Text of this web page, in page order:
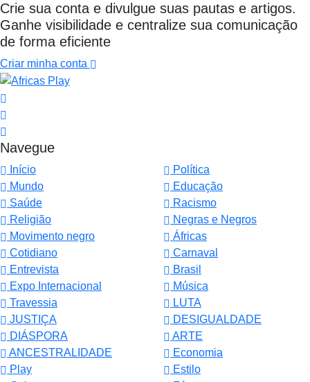
Crie sua conta e divulgue suas pautas e artigos.
Ganhe visibilidade e centralize sua comunicação
de forma eficiente
Criar minha conta
Navegue
Início
Política
Mundo
Educação
Saúde
Racismo
Religião
Negras e Negros
Movimento negro
Áfricas
Cotidiano
Carnaval
Entrevista
Brasil
Expo Internacional
Música
Travessia
LUTA
JUSTIÇA
DESIGUALDADE
DIÁSPORA
ARTE
ANCESTRALIDADE
Economia
Play
Estilo